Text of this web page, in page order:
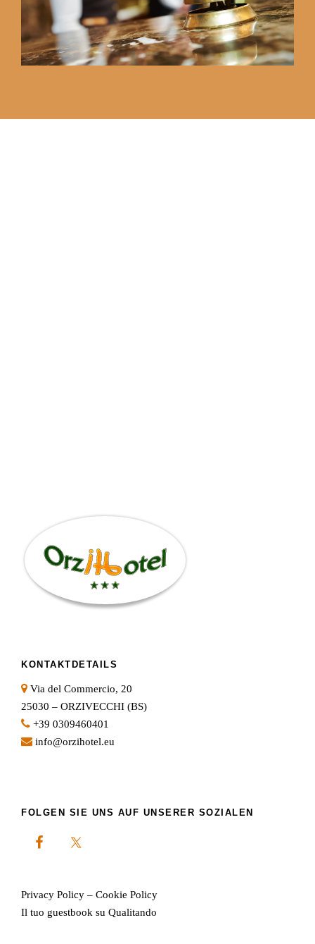
KONTAKTDETAILS
Via del Commercio, 20
25030 – ORZIVECCHI (BS)
+39 0309460401
info@orzihotel.eu
FOLGEN SIE UNS AUF UNSERER SOZIALEN
Privacy Policy – Cookie Policy
Il tuo guestbook su Qualitando